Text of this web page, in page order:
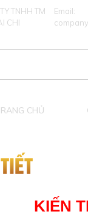
Email:
CHỦ
KIẾN